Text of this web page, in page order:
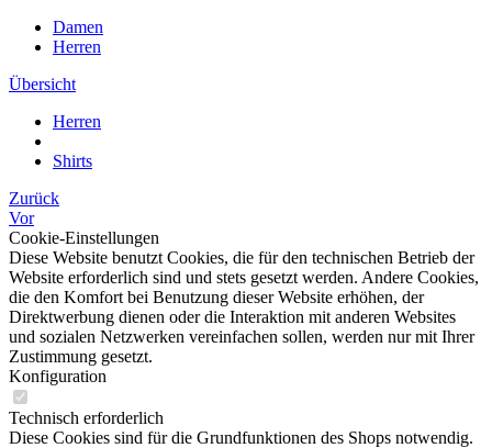
Damen
Herren
Übersicht
Herren
Shirts
Zurück
Vor
Cookie-Einstellungen
Diese Website benutzt Cookies, die für den technischen Betrieb der
Website erforderlich sind und stets gesetzt werden. Andere Cookies,
die den Komfort bei Benutzung dieser Website erhöhen, der
Direktwerbung dienen oder die Interaktion mit anderen Websites
und sozialen Netzwerken vereinfachen sollen, werden nur mit Ihrer
Zustimmung gesetzt.
Konfiguration
Technisch erforderlich
Diese Cookies sind für die Grundfunktionen des Shops notwendig.